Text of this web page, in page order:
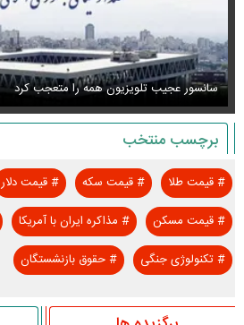
سانسور عجیب تلویزیون همه را متعجب کرد
برچسب منتخب
#قیمت طلا #قیمت سکه #قیمت دلار
#قیمت مسکن # مذاکره ایران با آمریکا
#تکنولوژی جنگی #حقوق بازنشستگان